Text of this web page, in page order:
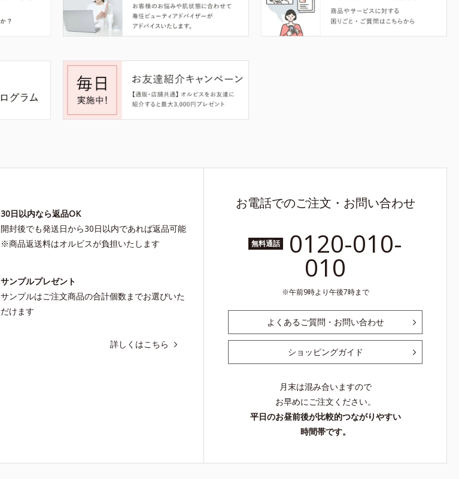
30日以内なら返品OK
開封後でも発送日から30日以内であれば返品可能
※商品返送料はオルビスが負担いたします
サンプルプレゼント
サンプルはご注文商品の合計個数までお選びいた
だけます
詳しくはこちら
お電話でのご注文・お問い合わせ
無料通話 0120-010-
010
午前9時より午後7時まで
よくあるご質問・お問い合わせ
ショッピングガイド
月末は混み合いますので
お早めにご注文ください。
平日のお昼前後が比較的つながりやすい
時間帯です。